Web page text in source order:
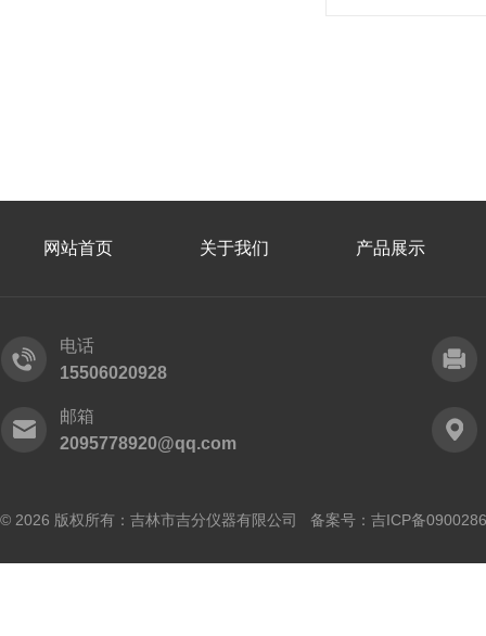
网站首页 关于我们 产品展示
电话
15506020928
邮箱
2095778920@qq.com
© 2026 版权所有：吉林市吉分仪器有限公司 备案号： 吉ICP备